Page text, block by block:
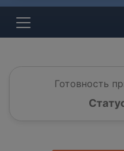
Готовность